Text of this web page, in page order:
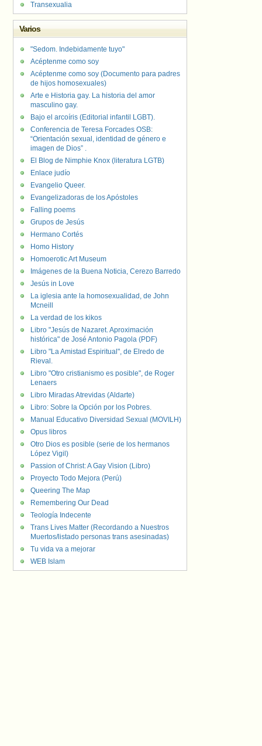
Transexualia
Varios
"Sedom. Indebidamente tuyo"
Acéptenme como soy
Acéptenme como soy (Documento para padres
de hijos homosexuales)
Arte e Historia gay. La historia del amor
masculino gay.
Bajo el arcoíris (Editorial infantil LGBT).
Conferencia de Teresa Forcades OSB:
“Orientación sexual, identidad de género e
imagen de Dios” .
El Blog de Nimphie Knox (literatura LGTB)
Enlace judío
Evangelio Queer.
Evangelizadoras de los Apóstoles
Falling poems
Grupos de Jesús
Hermano Cortés
Homo History
Homoerotic Art Museum
Imágenes de la Buena Noticia, Cerezo Barredo
Jesús in Love
La iglesia ante la homosexualidad, de John
Mcneill
La verdad de los kikos
Libro "Jesús de Nazaret. Aproximación
histórica" de José Antonio Pagola (PDF)
Libro "La Amistad Espiritual", de Elredo de
Rieval.
Libro "Otro cristianismo es posible", de Roger
Lenaers
Libro Miradas Atrevidas (Aldarte)
Libro: Sobre la Opción por los Pobres.
Manual Educativo Diversidad Sexual (MOVILH)
Opus libros
Otro Dios es posible (serie de los hermanos
López Vigil)
Passion of Christ: A Gay Vision (Libro)
Proyecto Todo Mejora (Perú)
Queering The Map
Remembering Our Dead
Teología Indecente
Trans Lives Matter (Recordando a Nuestros
Muertos/listado personas trans asesinadas)
Tu vida va a mejorar
WEB Islam